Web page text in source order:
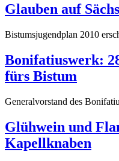
Glauben auf
Bistumsjugendplan 2010
Bonifatiuswerk:
fürs Bistum
Generalvorstand des
Glühwein und
Kapellknaben